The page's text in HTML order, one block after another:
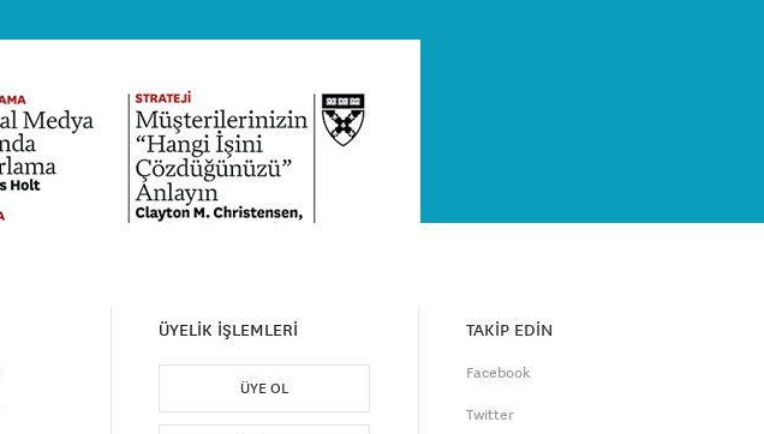
ÜYELİK İŞLEMLERİ
ÜYE OL
TAKİP EDİN
Facebook
Twitter